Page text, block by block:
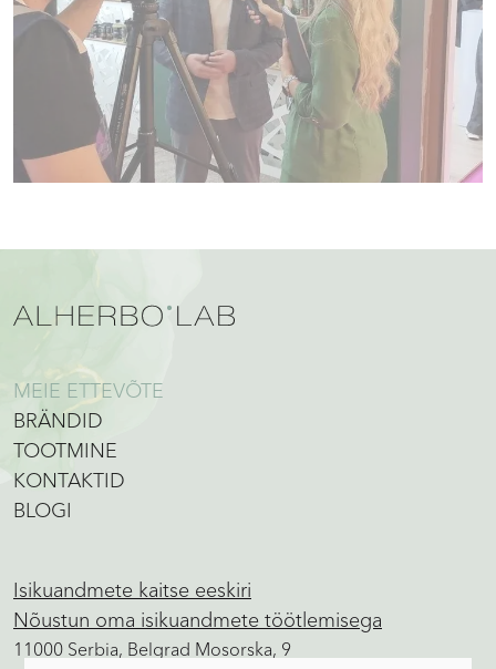
MEIE ETTEVÕTE
BRÄNDID
TOOTMINE
KONTAKTID
BLOGI
Isikuandmete kaitse eeskiri
Nõustun oma isikuandmete töötlemisega
11000 Serbia, Belgrad Mosorska, 9